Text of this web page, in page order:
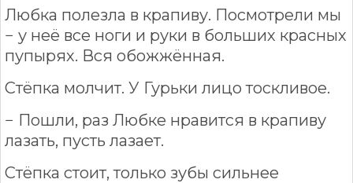
Любка полезла в крапиву. Посмотрели мы
− у неё все ноги и руки в больших красных
пупырях. Вся обожжённая.
Стёпка молчит. У Гурьки лицо тоскливое.
− Пошли, раз Любке нравится в крапиву
лазать, пусть лазает.
Стёпка стоит, только зубы сильнее